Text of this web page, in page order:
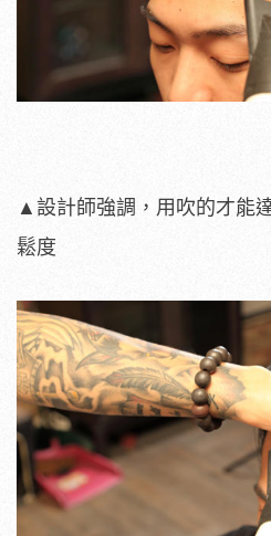
▲設計師強調，用吹的才能
鬆度